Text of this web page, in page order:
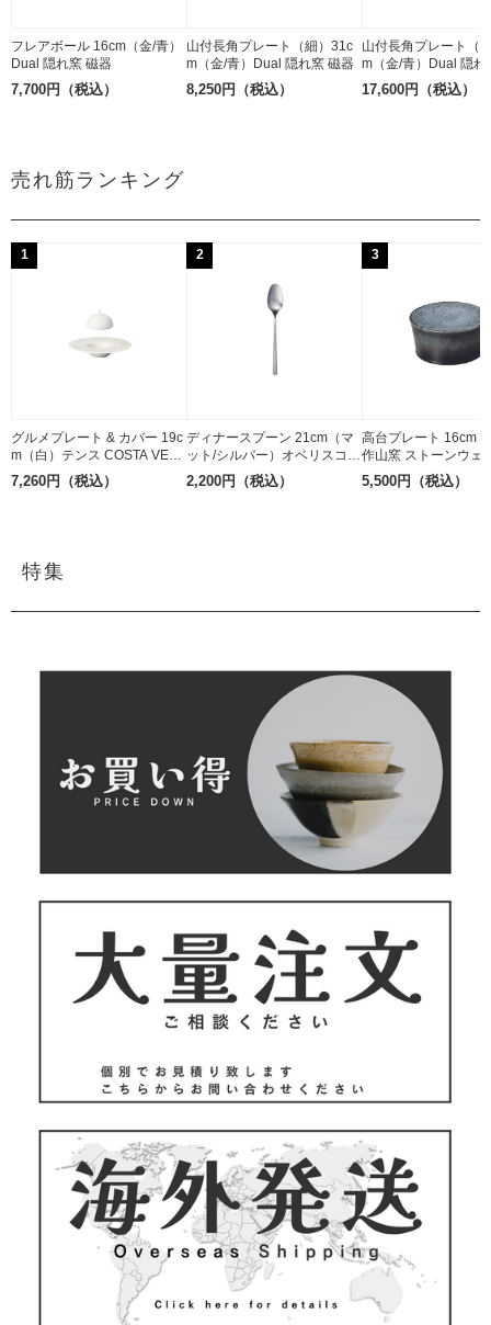
フレアボール 16cm（金/青）
Dual 隠れ窯 磁器
7,700円（税込）
山付長角プレート（細）31c
m（金/青）Dual 隠れ窯 磁器
8,250円（税込）
山付長角プレート（
m（金/青）Dual 隠れ
17,600円（税込）
売れ筋ランキング
1
グルメプレート & カバー 19c
m（白）テンス COSTA VER
DE 磁器
7,260円（税込）
2
ディナースプーン 21cm（マ
ット/シルバー）オベリスコ B
elo Inox ステンレス
2,200円（税込）
3
高台プレート 16cm
作山窯 ストーンウェ
焼
5,500円（税込）
特集